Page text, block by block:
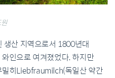
생산 지역으로서 1800년대
인으로 여겨졌었다. 하지만
밀히Liebfraumilch(독일산 약간